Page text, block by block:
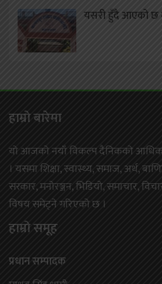
यसरी हुँदै आएको छ
हाम्राे बारेमा
यो आजको नयाँ विकल्प दैनिकको
। यसमा शिक्षा, स्वास्थ्य, समाज, अर्थ,
सरकार, मनोरञ्जन, भिडियो, समाचार,
विषय समेट्ने गरिएको छ ।
हाम्राे समूह
प्रधान सम्पादक